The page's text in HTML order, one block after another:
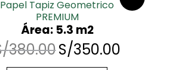
Papel Tapiz Geometrico
PREMIUM
Área: 5.3 m2
380.00S/350.00